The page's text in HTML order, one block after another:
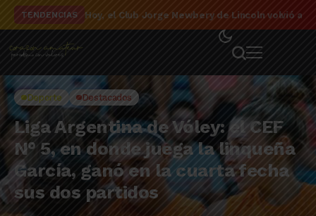
TENDENCIAS El detalle de la campaña de El Linqueño en el
Deporte Destacados
Liga Argentina de Vóley: el CEF
N° 5, en donde juega la linqueña
García, ganó en la cuarta fecha
sus dos partidos